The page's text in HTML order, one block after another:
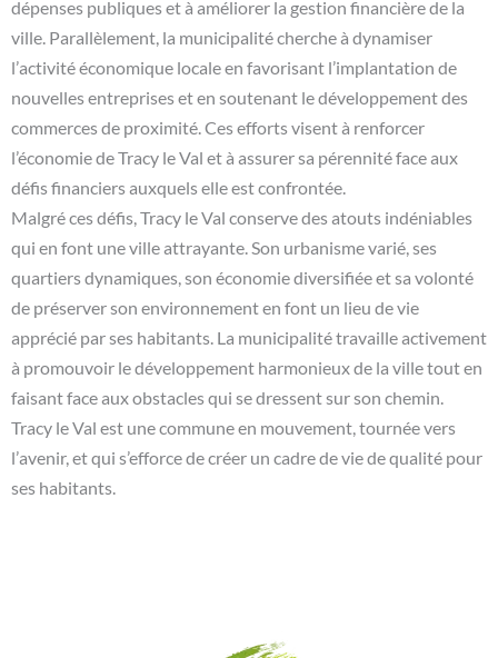
dépenses publiques et à améliorer la gestion financière de la
ville. Parallèlement, la municipalité cherche à dynamiser
l’activité économique locale en favorisant l’implantation de
nouvelles entreprises et en soutenant le développement des
commerces de proximité. Ces efforts visent à renforcer
l’économie de Tracy le Val et à assurer sa pérennité face aux
défis financiers auxquels elle est confrontée.
Malgré ces défis, Tracy le Val conserve des atouts indéniables
qui en font une ville attrayante. Son urbanisme varié, ses
quartiers dynamiques, son économie diversifiée et sa volonté
de préserver son environnement en font un lieu de vie
apprécié par ses habitants. La municipalité travaille activement
à promouvoir le développement harmonieux de la ville tout en
faisant face aux obstacles qui se dressent sur son chemin.
Tracy le Val est une commune en mouvement, tournée vers
l’avenir, et qui s’efforce de créer un cadre de vie de qualité pour
ses habitants.